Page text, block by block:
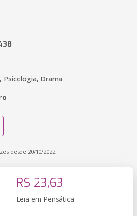
Psicologia, Drama
desde 20/10/2022
R$ 23,63
Leia em Pensática